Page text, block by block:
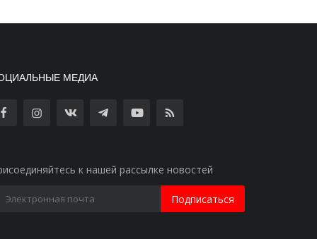
МЕДИА
к нашей рассылке новостей
Подписаться